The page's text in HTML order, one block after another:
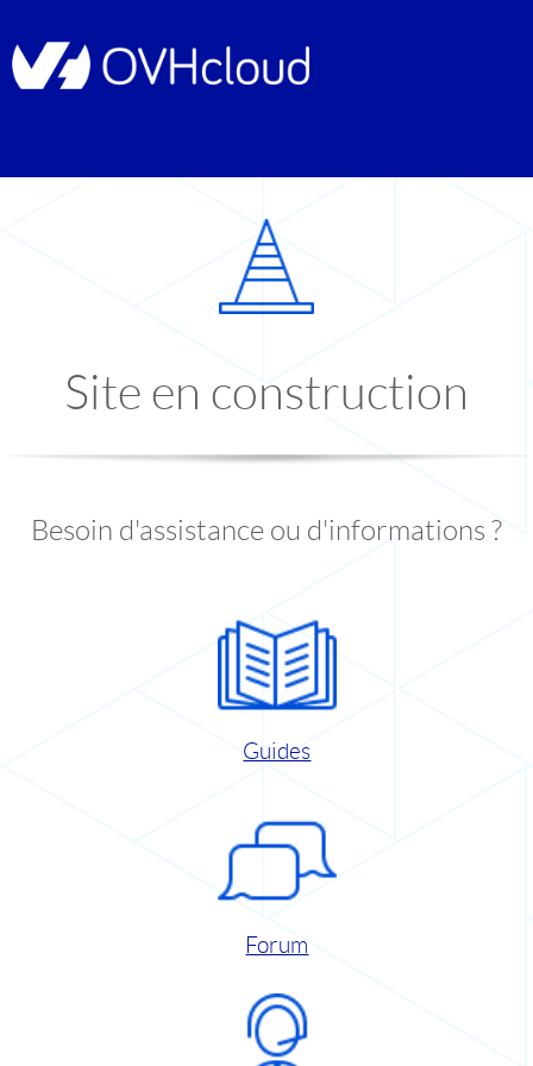
Site en construction
Besoin d'assistance ou d'informations ?
Guides
Forum